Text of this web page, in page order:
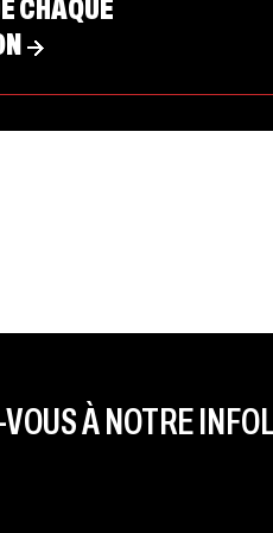
CHAQUE
À NOTRE